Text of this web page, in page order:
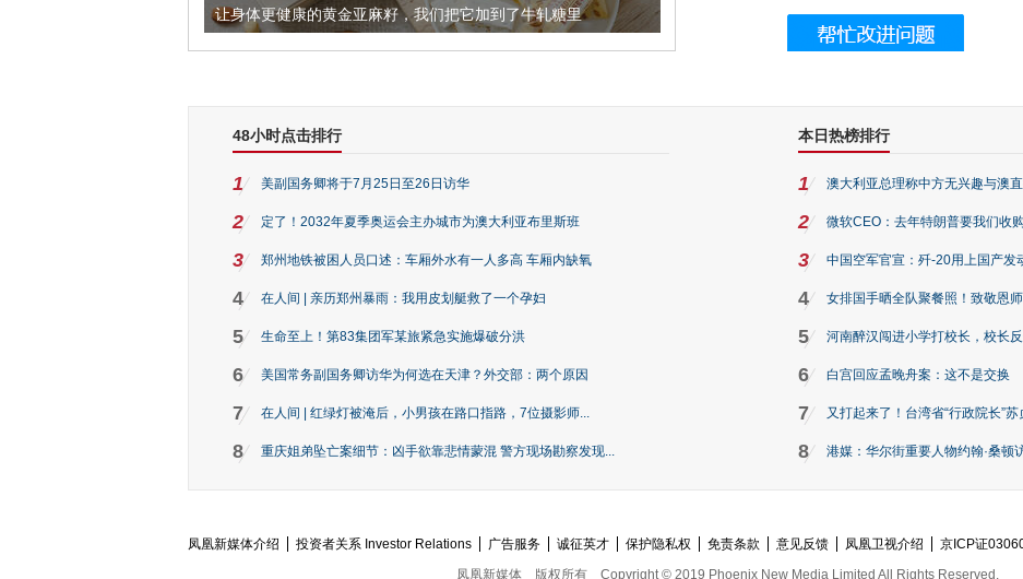
让身体更健康的黄金亚麻籽，我们把它加到了牛轧糖里 被列入佛家七宝的它到底有多美？
48小时点击排行
1 美副国务卿将于7月25日至26日访华
2 定了！2032年夏季奥运会主办城市为澳大利亚布里斯班
3 郑州地铁被困人员口述：车厢外水有一人多高 车厢内缺氧
4 在人间 | 亲历郑州暴雨：我用皮划艇救了一个孕妇
5 生命至上！第83集团军某旅紧急实施爆破分洪
6 美国常务副国务卿访华为何选在天津？外交部：两个原因
7 在人间 | 红绿灯被淹后，小男孩在路口指路，7位摄影师...
8 重庆姐弟坠亡案细节：凶手欲靠悲情蒙混 警方现场勘察发现...
本日热榜排行
1 澳大利亚总理称中方无兴趣与澳
2 微软CEO：去年特朗普要我们收
3 中国空军官宣：歼-20用上国产发
4 女排国手晒全队聚餐照！致敬恩
5 河南醉汉闯进小学打校长，校长
6 白宫回应孟晚舟案：这不是交换
7 又打起来了！台湾省“行政院长”
8 港媒：华尔街重要人物约翰·桑顿
凤凰新媒体介绍 投资者关系 Investor Relations 广告服务 诚征英才 保护隐私权 免责条款 意见反馈 凤凰卫视介绍 京ICP证
凤凰新媒体
版权所有 Copyright © 2019 Phoenix New Media Limited All Rights Reserved.